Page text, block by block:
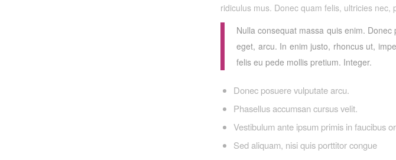
ridiculus mus. Donec quam felis, ultricies
Nulla consequat massa quis enim.
eget, arcu. In enim justo, rhoncus ut,
felis eu pede mollis pretium. Integer.
Donec posuere vulputate arcu.
Phasellus accumsan cursus velit.
Vestibulum ante ipsum primis in faucibus
Sed aliquam, nisi quis porttitor congue